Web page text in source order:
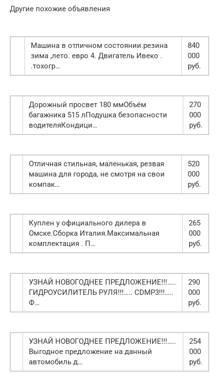
Другие похожие объявления
Машина в отличном состоянии.резина
зима ,лето. евро 4. Двигатель Ивеко .
.тохогр…
840
000
руб.
Дорожный просвет 180 ммОбъём
багажника 515 лПодушка безопасности
водителяКондици…
270
000
руб.
Отличная стильная, маленькая, резвая
машина для города, не смотря на свои
компак…
520
000
руб.
Куплен у официального дилера в
Омске.Сборка Италия.Максимальная
комплектация . П…
265
000
руб.
УЗНАЙ НОВОГОДНЕЕ ПРЕДЛОЖЕНИЕ!!!…..
ГИДРОУСИЛИТЕЛЬ РУЛЯ!!!….. CDMP3!!!…..
Ф…
290
000
руб.
УЗНАЙ НОВОГОДНЕЕ ПРЕДЛОЖЕНИЕ!!!…..
Выгодное предложение на данный
автомобиль д…
254
000
руб.